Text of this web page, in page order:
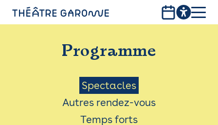
PROGRAMME
INFOS PRATIQUES
AVEC LES PUBLICS
ACCESSIBILITÉ
Programme
Menu
Saison
Spectacles
Autres rendez-vous
Temps forts